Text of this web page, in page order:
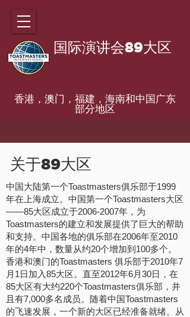
国际演讲会89大区
香港，澳门，福建，海南和中国广东
部分地区
关于89大区
中国大陆第一个Toastmasters俱乐部于1999
年在上海成立。中国第一个Toastmasters大区
——85大区成立于2006-2007年，为
Toastmasters的建立和发展提供了巨大的帮助
和支持。中国各地的俱乐部在2006年至2010
年的4年中，数量从约20个增加到100多个。
香港和澳门的Toastmasters 俱乐部于2010年7
月1日加入85大区。直至2012年6月30日，在
85大区有大约220个Toastmasters俱乐部，并
且有7,000多名成员。随着中国Toastmasters
的飞速发展，一个新的大区已经准备就绪。从